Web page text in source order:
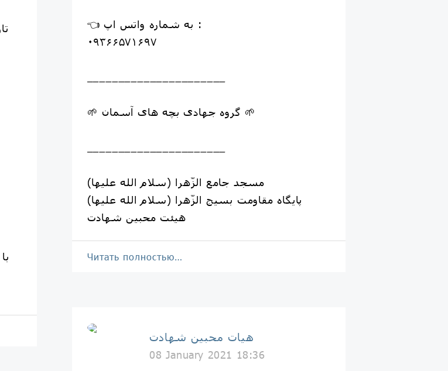
👈 به شماره واتس اپ :
۰۹۳۶۶۵۷۱۶۹۷
🌱 گروه جهادی بچه های آسمان 🌱
مسجد جامع الزّهرا (سلام الله علیها)
پایگاه مقاومت بسیج الزّهرا (سلام الله علیها)
هیئت محبین شهادت
Читать полностью…
هيات محبین شهادت
08 January 2021 18:36